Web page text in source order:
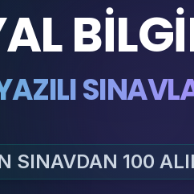
SINAVDAN 100